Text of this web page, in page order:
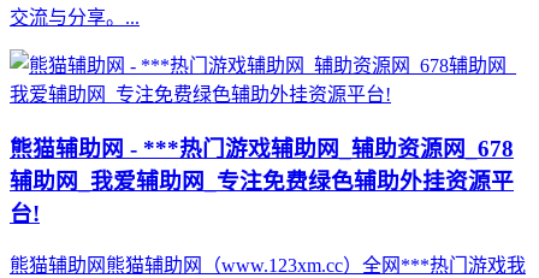
交流与分享。...
熊猫辅助网 - ***热门游戏辅助网_辅助资源网_678
辅助网_我爱辅助网_专注免费绿色辅助外挂资源平
台!
熊猫辅助网熊猫辅助网（www.123xm.cc）全网***热门游戏我